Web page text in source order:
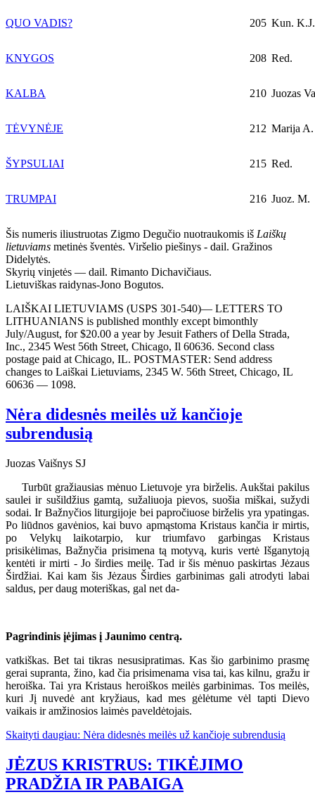
QUO VADIS? 205 Kun. K.J.
KNYGOS 208 Red.
KALBA 210 Juozas
TĖVYNĖJE 212 Marija A.
ŠYPSULIAI 215 Red.
TRUMPAI 216 Juoz. M.
Šis numeris iliustruotas Zigmo Degučio nuotraukomis iš Laiškų
lietuviams metinės šventės. Viršelio piešinys - dail. Gražinos
Didelytės.
Skyrių vinjetės — dail. Rimanto Dichavičiaus.
Lietuviškas raidynas-Jono Bogutos.
LAIŠKAI LIETUVIAMS (USPS 301-540)— LETTERS TO
LITHUANIANS is published monthly except bimonthly
July/August, for $20.00 a year by Jesuit Fathers of Della Strada,
Inc., 2345 West 56th Street, Chicago, Il 60636. Second class
postage paid at Chicago, IL. POSTMASTER: Send address
changes to Laiškai Lietuviams, 2345 W. 56th Street, Chicago, IL
60636 — 1098.
Nėra didesnės meilės už kančioje
subrendusią
Juozas Vaišnys SJ
Turbūt gražiausias mėnuo Lietuvoje yra birželis. Aukštai pakilus
saulei ir sušildžius gamtą, sužaliuoja pievos, suošia miškai, sužydi
sodai. Ir Bažnyčios liturgijoje bei papročiuose birželis yra ypatingas.
Po liūdnos gavėnios, kai buvo apmąstoma Kristaus kančia ir mirtis,
po Velykų laikotarpio, kur triumfavo garbingas Kristaus
prisikėlimas, Bažnyčia prisimena tą motyvą, kuris vertė Išganytoją
kentėti ir mirti - Jo širdies meilę. Tad ir šis mėnuo paskirtas Jėzaus
Širdžiai. Kai kam šis Jėzaus Širdies garbinimas gali atrodyti labai
saldus, per daug moteriškas, gal net da-
Pagrindinis įėjimas į Jaunimo centrą.
vatkiškas. Bet tai tikras nesusipratimas. Kas šio garbinimo prasmę
gerai supranta, žino, kad čia prisimenama visa tai, kas kilnu, gražu ir
heroiška. Tai yra Kristaus heroiškos meilės garbinimas. Tos meilės,
kuri Jį nuvedė ant kryžiaus, kad mes gėlėtume vėl tapti Dievo
vaikais ir amžinosios laimės paveldėtojais.
Skaityti daugiau: Nėra didesnės meilės už kančioje subrendusią
JĖZUS KRISTRUS: TIKĖJIMO
PRADŽIA IR PABAIGA